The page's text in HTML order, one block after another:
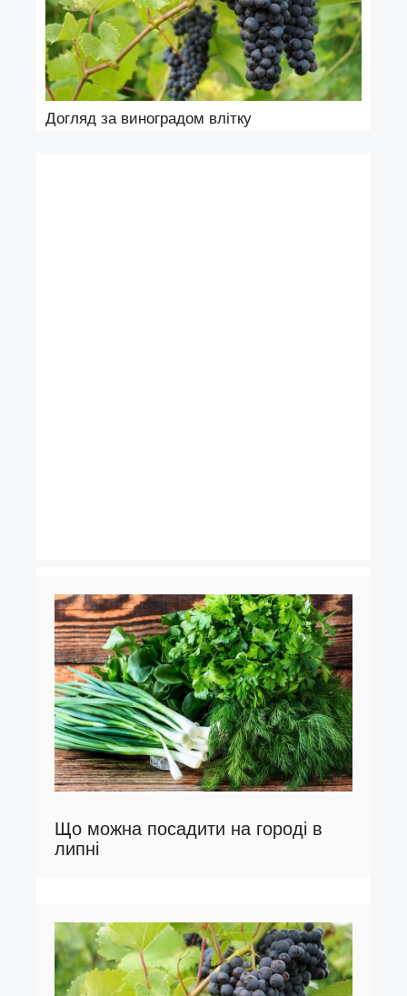
Догляд за виноградом влітку
Що можна посадити на городі в
липні